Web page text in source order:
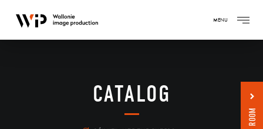
MENU
CATALOG